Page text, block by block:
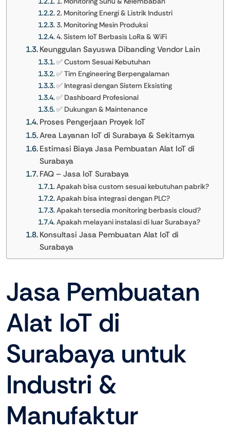
2. Monitoring Energi & Listrik Industri
3. Monitoring Mesin Produksi
4. Sistem IoT Berbasis LoRa & WiFi
Keunggulan Sayuswa Dibanding Vendor Lain
✅ Custom Sesuai Kebutuhan
✅ Tim Engineering Berpengalaman
✅ Integrasi dengan Sistem Eksisting
✅ Dashboard Profesional
✅ Dukungan & Maintenance
Proses Pengerjaan Proyek IoT
Area Layanan IoT di Surabaya & Sekitarnya
Estimasi Biaya Jasa Pembuatan Alat IoT di
Surabaya
FAQ – Jasa IoT Surabaya
Apakah bisa custom sesuai kebutuhan pabrik?
Apakah bisa integrasi dengan PLC?
Apakah tersedia monitoring berbasis cloud?
Apakah melayani instalasi di luar Surabaya?
Konsultasi Jasa Pembuatan Alat IoT di
Surabaya
Jasa Pembuatan
Alat IoT di
Surabaya untuk
Industri &
Manufaktur